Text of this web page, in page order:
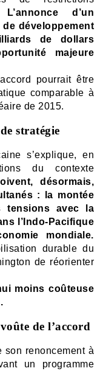
L’annonce d’un
développement
de dollars
majeure
pourrait être
comparable à
de 2015.
stratégie
s’explique, en
du contexte
désormais,
: la montée
tensions avec la
l’Indo-Pacifique
mondiale.
durable du
de réorienter
moins coûteuse
de l’accord
son renoncement à
un programme